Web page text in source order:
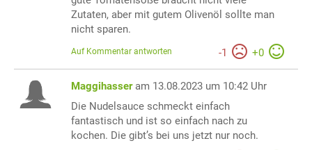
Zutaten, aber mit gutem Olivenöl sollte man
nicht sparen.
-1 +0
Auf Kommentar antworten
Maggihasser am 13.08.2023 um 10:42 Uhr
Die Nudelsauce schmeckt einfach
fantastisch und ist so einfach nach zu
kochen. Die gibt’s bei uns jetzt nur noch.